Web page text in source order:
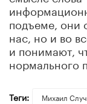
подъеме, они
нас, но и во
и понимают,
нормального
Теги: Михаил Случ